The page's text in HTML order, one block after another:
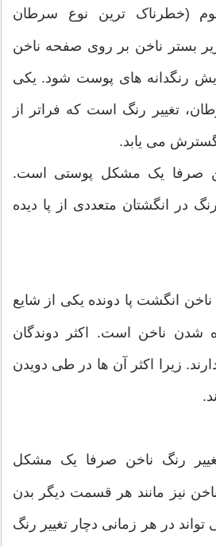
(خطرناک ترین نوع سرطان
بستر ناخن بر روی صفحه ناخن
رنگدانه های پوست شود. یکی
تغییر رنگ است که فراتر از
می یابد.
صرفا یک مشکل پوستی است.
در انگشتان متعددی از پا دیده
ناخن انگشت پا دونده یکی از شایع
شدن ناخن است. اکثر دوندگان
زیرا اکثر آن ها در طی دویدن
رنگ ناخن صرفا یک مشکل
نیز مانند هر قسمت دیگر بدن
در هر زمانی دچار تغییر رنگ